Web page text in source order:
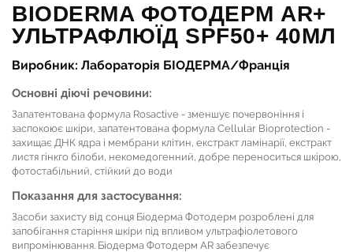
BIODERMA ФОТОДЕРМ AR+
УЛЬТРАФЛЮЇД SPF50+ 40МЛ
Виробник: Лабораторія БІОДЕРМА/Франція
Основні діючі речовини:
Запатентована формула Rosactive - зменшує почервоніння і
заспокоює шкіри, запатентована формула Сellular Bioprotection -
захищає ДНК ядра і мембрани клітин, екстракт ламінарії, екстракт
листя гінкго білоби, некомедогенний, добре переноситься шкірою,
фотостабільний, стійкий до води
Показання для застосування:
Засоби захисту від сонця Біодерма Фотодерм розроблені для
запобігання старіння шкіри під впливом ультрафіолетового
випромінювання. Біодерма Фотодерм AR забезпечує